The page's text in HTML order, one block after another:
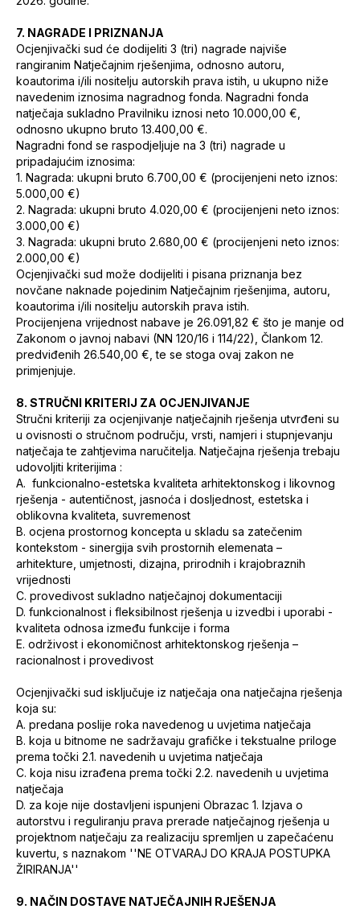
7. NAGRADE I PRIZNANJA
Ocjenjivački sud će dodijeliti 3 (tri) nagrade najviše
rangiranim Natječajnim rješenjima, odnosno autoru,
koautorima i/ili nositelju autorskih prava istih, u ukupno niže
navedenim iznosima nagradnog fonda. Nagradni fonda
natječaja sukladno Pravilniku iznosi neto 10.000,00 €,
odnosno ukupno bruto 13.400,00 €.
Nagradni fond se raspodjeljuje na 3 (tri) nagrade u
pripadajućim iznosima:
1. Nagrada: ukupni bruto 6.700,00 € (procijenjeni neto iznos:
5.000,00 €)
2. Nagrada: ukupni bruto 4.020,00 € (procijenjeni neto iznos:
3.000,00 €)
3. Nagrada: ukupni bruto 2.680,00 € (procijenjeni neto iznos:
2.000,00 €)
Ocjenjivački sud može dodijeliti i pisana priznanja bez
novčane naknade pojedinim Natječajnim rješenjima, autoru,
koautorima i/ili nositelju autorskih prava istih.
Procijenjena vrijednost nabave je 26.091,82 € što je manje od
Zakonom o javnoj nabavi (NN 120/16 i 114/22), Člankom 12.
predviđenih 26.540,00 €, te se stoga ovaj zakon ne
primjenjuje.
8. STRUČNI KRITERIJ ZA OCJENJIVANJE
Stručni kriteriji za ocjenjivanje natječajnih rješenja utvrđeni su
u ovisnosti o stručnom području, vrsti, namjeri i stupnjevanju
natječaja te zahtjevima naručitelja. Natječajna rješenja trebaju
udovoljiti kriterijima :
A. funkcionalno-estetska kvaliteta arhitektonskog i likovnog
rješenja - autentičnost, jasnoća i dosljednost, estetska i
oblikovna kvaliteta, suvremenost
B. ocjena prostornog koncepta u skladu sa zatečenim
kontekstom - sinergija svih prostornih elemenata –
arhitekture, umjetnosti, dizajna, prirodnih i krajobraznih
vrijednosti
C. provedivost sukladno natječajnoj dokumentaciji
D. funkcionalnost i fleksibilnost rješenja u izvedbi i uporabi -
kvaliteta odnosa između funkcije i forma
E. održivost i ekonomičnost arhitektonskog rješenja –
racionalnost i provedivost
Ocjenjivački sud isključuje iz natječaja ona natječajna rješenja
koja su:
A. predana poslije roka navedenog u uvjetima natječaja
B. koja u bitnome ne sadržavaju grafičke i tekstualne priloge
prema točki 2.1. navedenih u uvjetima natječaja
C. koja nisu izrađena prema točki 2.2. navedenih u uvjetima
natječaja
D. za koje nije dostavljeni ispunjeni Obrazac 1. Izjava o
autorstvu i reguliranju prava prerade natječajnog rješenja u
projektnom natječaju za realizaciju spremljen u zapečaćenu
kuvertu, s naznakom ''NE OTVARAJ DO KRAJA POSTUPKA
ŽIRIRANJA''
9. NAČIN DOSTAVE NATJEČAJNIH RJEŠENJA